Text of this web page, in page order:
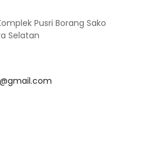
Pusri Borang Sako
Selatan